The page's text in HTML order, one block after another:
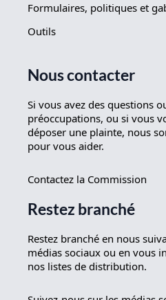
Formulaires, politiques et
Outils
Nous contacter
Si vous avez des questions
préoccupations, ou si vous
déposer une plainte, nous
pour vous aider.
Contactez la Commission
Restez branché
Restez branché en nous
médias sociaux ou en vous
nos listes de distribution.